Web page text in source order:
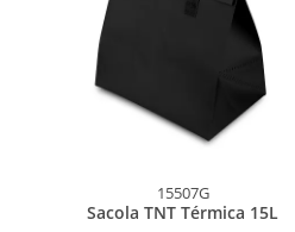
15507G
Sacola TNT Térmica 15L